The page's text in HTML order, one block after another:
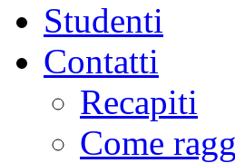
Studenti
Contatti
Recapiti
Come